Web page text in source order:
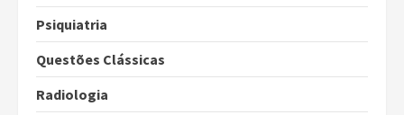
Psiquiatria
Questões Clássicas
Radiologia